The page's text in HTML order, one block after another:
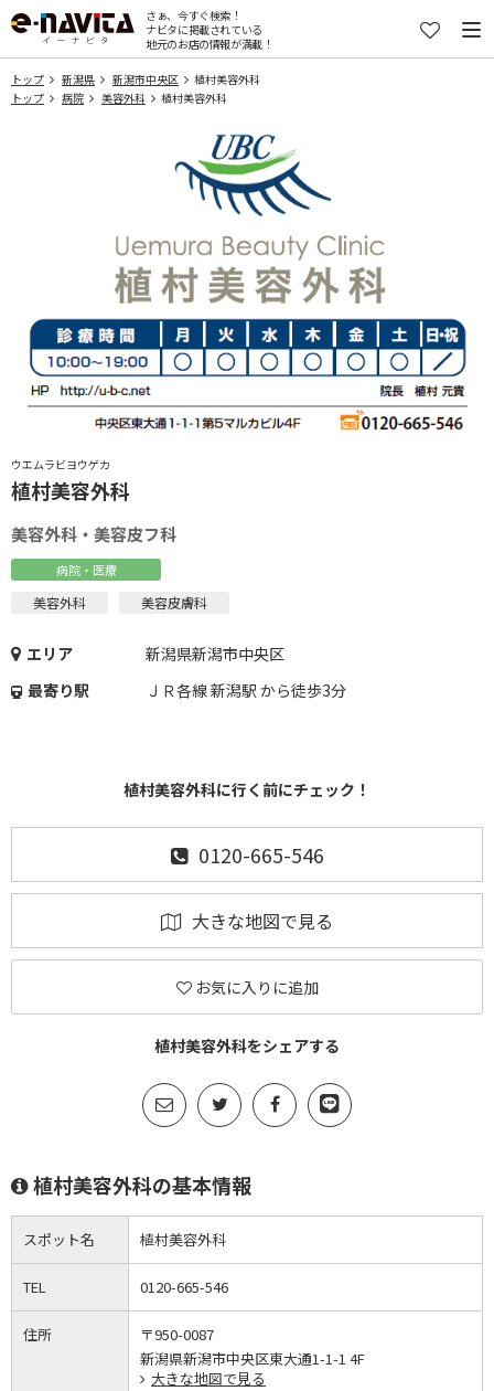
さぁ、今すぐ検索！
ナビタに掲載されている
地元のお店の情報が満載！
トップ 新潟県 新潟市中央区
植村美容外科
トップ
病院 美容外科 植村美容外科
ウエムラビヨウゲカ
植村美容外科
美容外科・美容皮フ科
病院・医療
美容外科 美容皮膚科
エリア
新潟県新潟市中央区
最寄り駅
ＪＲ各線 新潟駅 から徒歩3分
植村美容外科に行く前にチェック！
0120-665-546
大きな地図で見る
お気に入りに追加
植村美容外科をシェアする
植村美容外科の基本情報
スポット名 植村美容外科
TEL 0120-665-546
住所
〒950-0087
新潟県新潟市中央区東大通1-1-1 4F
大きな地図で見る